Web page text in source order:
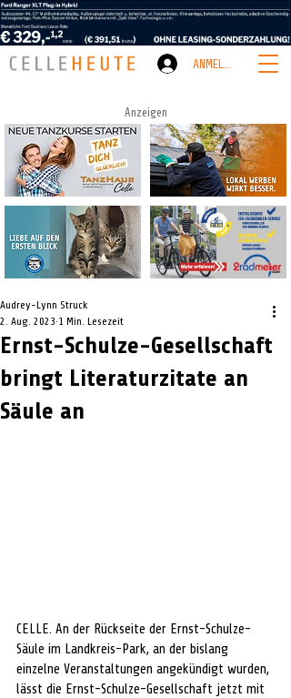
ANMELDEN
Anzeigen
Ernst-Schulze-Gesellschaft
bringt Literaturzitate an
Säule an
Audrey-Lynn Struck
2. Aug. 2023 1 Min. Lesezeit
CELLE. An der Rückseite der Ernst-Schulze-
Säule im Landkreis-Park, an der bislang
einzelne Veranstaltungen angekündigt wurden,
lässt die Ernst-Schulze-Gesellschaft jetzt mit